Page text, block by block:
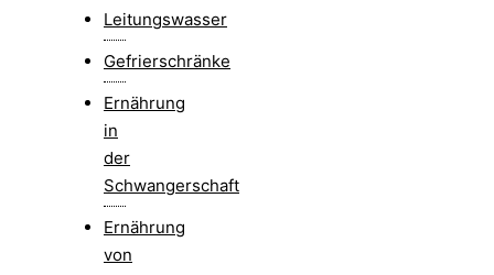
Leitungswasser
Gefrierschränke
Ernährung
in
der
Schwangerschaft
Ernährung
von